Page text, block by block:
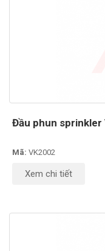
Đầu phun sprinkler
Mã: VK2002
Xem chi tiết